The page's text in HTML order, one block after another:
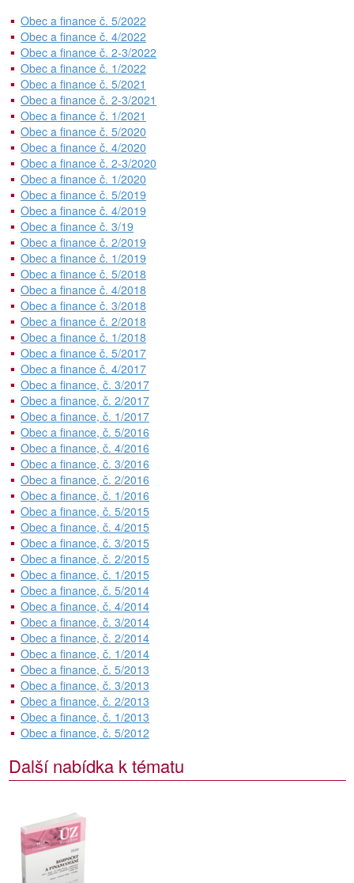
Obec a finance č. 5/2022
Obec a finance č. 4/2022
Obec a finance č. 2-3/2022
Obec a finance č. 1/2022
Obec a finance č. 5/2021
Obec a finance č. 2-3/2021
Obec a finance č. 1/2021
Obec a finance č. 5/2020
Obec a finance č. 4/2020
Obec a finance č. 2-3/2020
Obec a finance č. 1/2020
Obec a finance č. 5/2019
Obec a finance č. 4/2019
Obec a finance č. 3/19
Obec a finance č. 2/2019
Obec a finance č. 1/2019
Obec a finance č. 5/2018
Obec a finance č. 4/2018
Obec a finance č. 3/2018
Obec a finance č. 2/2018
Obec a finance č. 1/2018
Obec a finance č. 5/2017
Obec a finance č. 4/2017
Obec a finance, č. 3/2017
Obec a finance, č. 2/2017
Obec a finance, č. 1/2017
Obec a finance, č. 5/2016
Obec a finance, č. 4/2016
Obec a finance, č. 3/2016
Obec a finance, č. 2/2016
Obec a finance, č. 1/2016
Obec a finance, č. 5/2015
Obec a finance, č. 4/2015
Obec a finance, č. 3/2015
Obec a finance, č. 2/2015
Obec a finance, č. 1/2015
Obec a finance, č. 5/2014
Obec a finance, č. 4/2014
Obec a finance, č. 3/2014
Obec a finance, č. 2/2014
Obec a finance, č. 1/2014
Obec a finance, č. 5/2013
Obec a finance, č. 3/2013
Obec a finance, č. 2/2013
Obec a finance, č. 1/2013
Obec a finance, č. 5/2012
Další nabídka k tématu